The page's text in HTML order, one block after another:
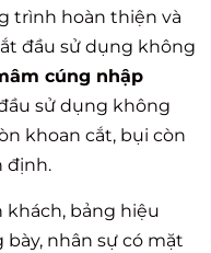
trình hoàn thiện và
đầu sử dụng không
cúng nhập
sử dụng không
khoan cắt, bụi còn
định.
khách, bảng hiệu
nhân sự có mặt